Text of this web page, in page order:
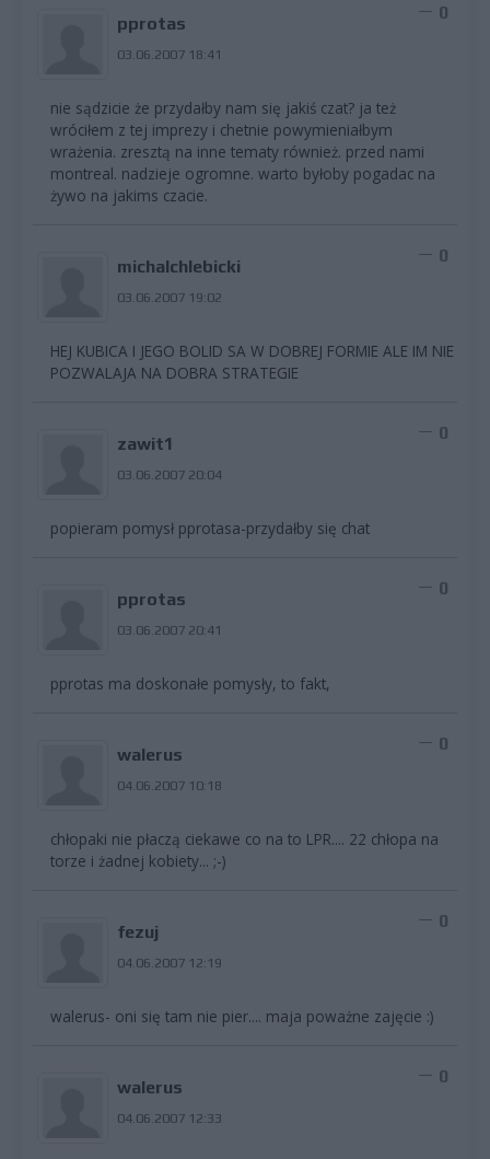
pprotas
03.06.2007 18:41
0
nie sądzicie że przydałby nam się jakiś czat? ja też
wróciłem z tej imprezy i chetnie powymieniałbym
wrażenia. zresztą na inne tematy również. przed nami
montreal. nadzieje ogromne. warto byłoby pogadac na
żywo na jakims czacie.
michalchlebicki
03.06.2007 19:02
0
HEJ KUBICA I JEGO BOLID SA W DOBREJ FORMIE ALE IM NIE
POZWALAJA NA DOBRA STRATEGIE
zawit1
03.06.2007 20:04
0
popieram pomysł pprotasa-przydałby się chat
pprotas
03.06.2007 20:41
0
pprotas ma doskonałe pomysły, to fakt,
walerus
04.06.2007 10:18
0
chłopaki nie płaczą ciekawe co na to LPR.... 22 chłopa na
torze i żadnej kobiety... ;-)
fezuj
04.06.2007 12:19
0
walerus- oni się tam nie pier.... maja poważne zajęcie :)
walerus
04.06.2007 12:33
0